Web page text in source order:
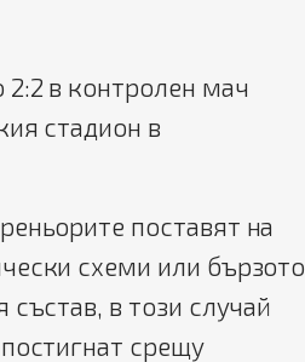
2:2 в контролен мач
стадион в
поставят на
схеми или бързото
в този случай
срещу